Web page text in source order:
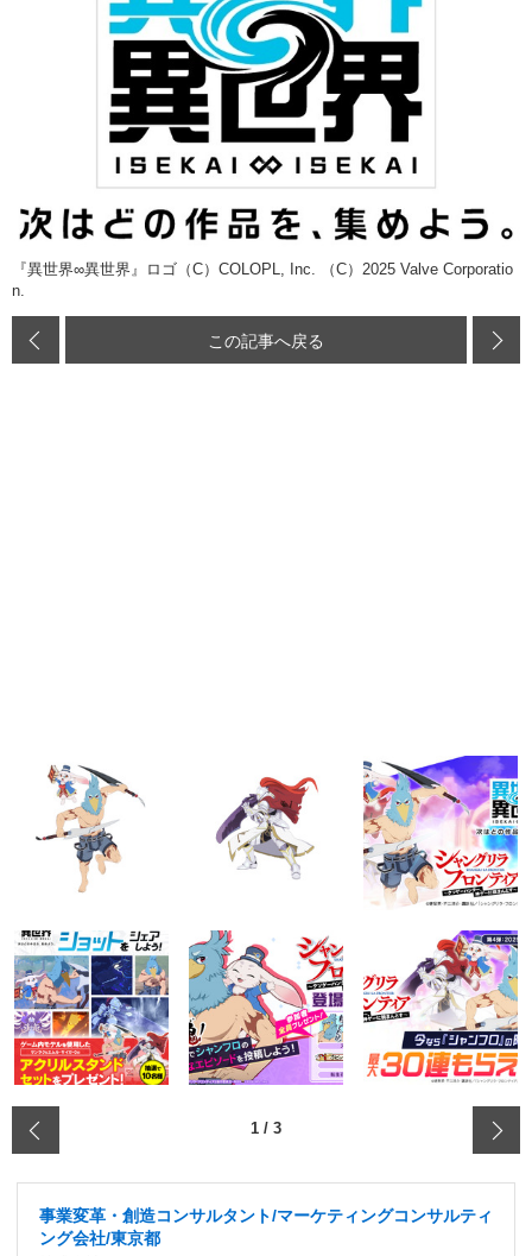
『異世界∞異世界』ロゴ（C）COLOPL, Inc. （C）2025 Valve Corporatio
n.
この記事へ戻る
1 / 3
事業変革・創造コンサルタント/マーケティングコンサルティ
ング会社/東京都